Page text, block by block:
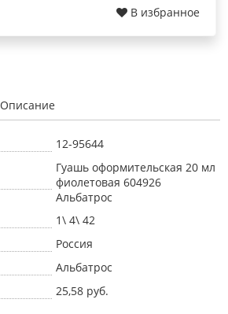
В избранное
Описание
12-95644
Гуашь оформительская 20 мл
фиолетовая 604926
Альбатрос
1\ 4\ 42
Россия
Альбатрос
25,58 руб.